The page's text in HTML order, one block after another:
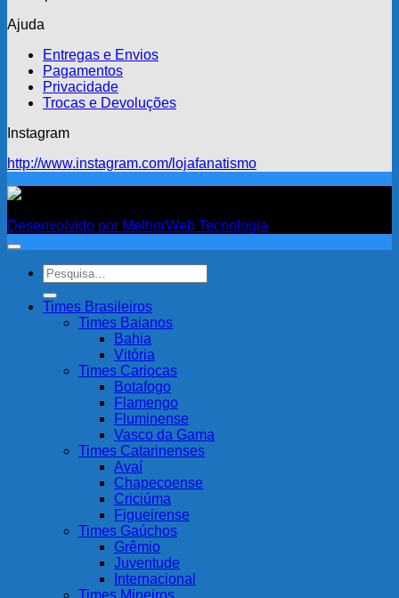
Ajuda
Entregas e Envios
Pagamentos
Privacidade
Trocas e Devoluções
Instagram
http://www.instagram.com/lojafanatismo
Desenvolvido por MelhorWeb Tecnologia
Pesquisar
por:
Times Brasileiros
Times Baianos
Bahia
Vitória
Times Cariocas
Botafogo
Flamengo
Fluminense
Vasco da Gama
Times Catarinenses
Avaí
Chapecoense
Criciúma
Figueirense
Times Gaúchos
Grêmio
Juventude
Internacional